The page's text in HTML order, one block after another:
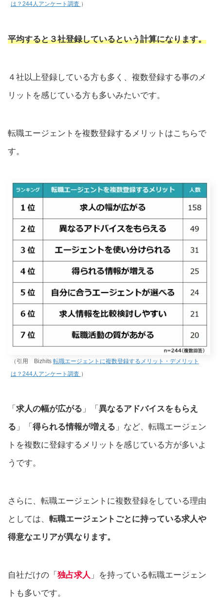
は？244人アンケート調査 ）
平均すると３社登録しているという計算になります。
４社以上登録している方も多く、複数登録する事のメ
リットを感じている方も多いみたいです。
転職エージェントを複数登録するメリットはこちらで
す。
（引用 Bizhits 転職エージェントに複数登録するメリット・デメリット
は？244人アンケート調査 ）
「 求人の幅が広がる 」「 異なるアドバイスをもらえ
る 」「 得られる情報が増える 」など、転職エージェン
トを複数に登録するメリットを感じている方が多いよ
うです。
さらに、転職エージェントに複数登録をしている理由
としては、 転職エージェントごとに持っている求人や
得意なエリアが異なります。
自社だけの「 独占求人 」を持っている転職エージェン
トも多いです。